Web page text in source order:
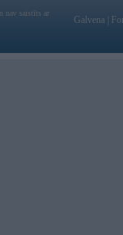
nav saistīts ar
Galvena